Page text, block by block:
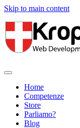
Skip to main content
Home
Competenze
Store
Parliamo?
Blog